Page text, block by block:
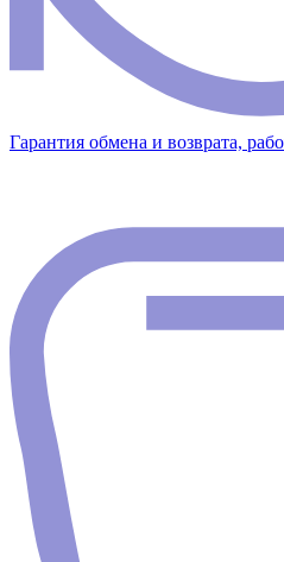
Гарантия обмена и возврата,